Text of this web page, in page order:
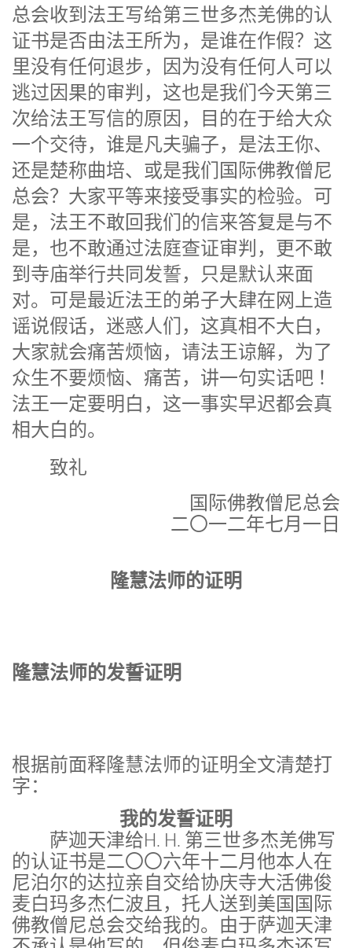
总会收到法王写给第三世多杰羌佛的认
证书是否由法王所为，是谁在作假？这
里没有任何退步，因为没有任何人可以
逃过因果的审判，这也是我们今天第三
次给法王写信的原因，目的在于给大众
一个交待，谁是凡夫骗子，是法王你、
还是楚称曲培、或是我们国际佛教僧尼
总会？大家平等来接受事实的检验。可
是，法王不敢回我们的信来答复是与不
是，也不敢通过法庭查证审判，更不敢
到寺庙举行共同发誓，只是默认来面
对。可是最近法王的弟子大肆在网上造
谣说假话，迷惑人们，这真相不大白，
大家就会痛苦烦恼，请法王谅解，为了
众生不要烦恼、痛苦，讲一句实话吧 ！
法王一定要明白，这一事实早迟都会真
相大白的。
致礼
国际佛教僧尼总会
二〇一二年七月一日
隆慧法师的证明
隆慧法师的发誓证明
根据前面释隆慧法师的证明全文清楚打
字：
我的发誓证明
萨迦天津给H. H. 第三世多杰羌佛写
的认证书是二〇〇六年十二月他本人在
尼泊尔的达拉亲自交给协庆寺大活佛俊
麦白玛多杰仁波且，托人送到美国国际
佛教僧尼总会交给我的。由于萨迦天津